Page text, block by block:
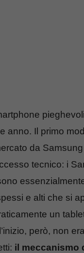
anno. Il primo
da
tecnico: i
e alti che si
un
però, non
il meccanismo